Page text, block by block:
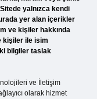
yalnızca kendi
yer alan içerikler
ve kişiler hakkında
kişiler ile isim
bilgiler taslak
ve İletişim
olarak hizmet